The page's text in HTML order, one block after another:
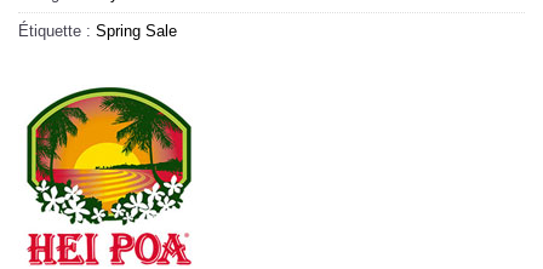
Étiquette : Spring Sale